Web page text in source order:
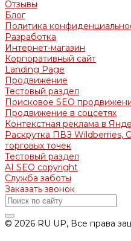
Отзывы
Блог
Политика
Разработка
Интернет-магазин
Корпоративный сайт
Landing Page
Продвижение
Тестовый раздел
Поисковое SEO
Продвижение в соцсетях
Контекстная реклама в
Раскрутка ПВЗ Wildberries,
торговых точек
Тестовый раздел
AI SEO copyright
Служба заботы
Заказать звонок
© 2026 RU UP, Все права